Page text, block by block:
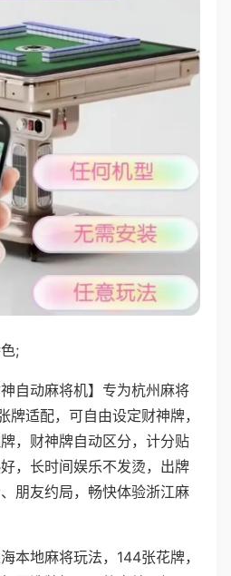
;
神自动麻将机】专为杭州麻将
牌适配，可自由设定财神牌，
，财神牌自动区分，计分贴
，长时间娱乐不发烫，出牌
朋友约局，畅快体验浙江麻
本地麻将玩法，144张花牌，